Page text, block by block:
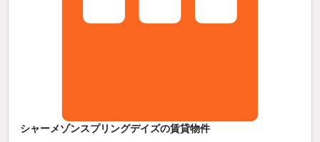
シャーメゾンスプリングデイズの賃貸物件